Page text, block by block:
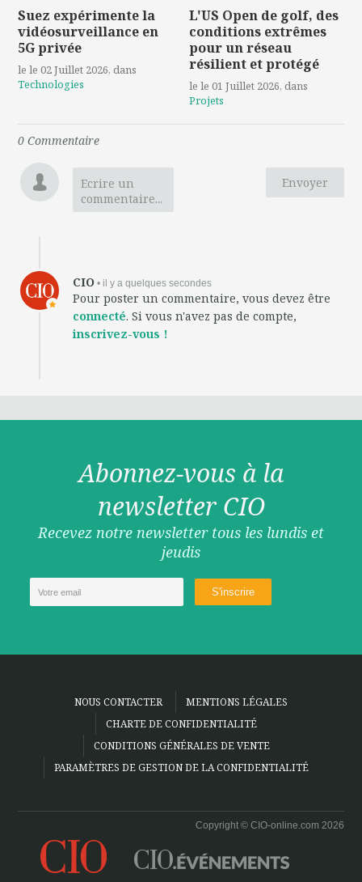
Suez expérimente la
vidéosurveillance en
5G privée
le le 02 Juillet 2026, dans
Technologies
L'US Open de golf, des
conditions extrêmes
pour un réseau
résilient et protégé
le le 01 Juillet 2026, dans
Projets
0 Commentaire
Envoyer
Ecrire un
commentaire...
CIO • il y a quelques secondes
Pour poster un commentaire, vous devez être
connecté. Si vous n'avez pas de compte,
inscrivez-vous !
Abonnez-vous à la
newsletter CIO
Recevez notre newsletter tous les lundis et
jeudis
NOUS CONTACTER
MENTIONS LÉGALES
CHARTE DE CONFIDENTIALITÉ
CONDITIONS GÉNÉRALES DE VENTE
PARAMÈTRES DE GESTION DE LA CONFIDENTIALITÉ
Copyright © CIO-online.com 2026